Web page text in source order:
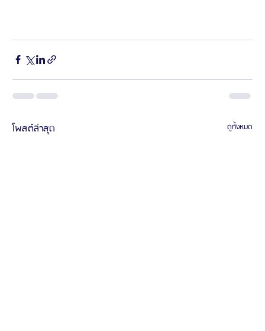
โพสต์ล่าสุด ดูทั้งหมด